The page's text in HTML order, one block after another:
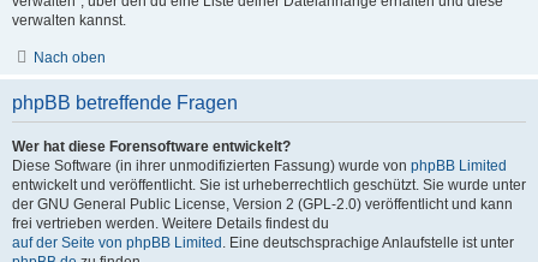
verwalten kannst.
Nach oben
phpBB betreffende Fragen
Wer hat diese Forensoftware entwickelt?
Diese Software (in ihrer unmodifizierten Fassung) wurde von phpBB Limited
entwickelt und veröffentlicht. Sie ist urheberrechtlich geschützt. Sie wurde unter
der GNU General Public License, Version 2 (GPL-2.0) veröffentlicht und kann
frei vertrieben werden. Weitere Details findest du
auf der Seite von phpBB Limited . Eine deutschsprachige Anlaufstelle ist unter